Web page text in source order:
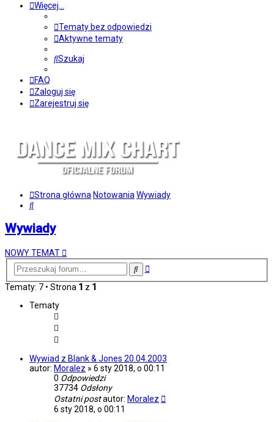
Więcej…
Tematy bez odpowiedzi
Aktywne tematy
Szukaj
FAQ
Zaloguj się
Zarejestruj się
Strona główna Notowania Wywiady
Szukaj
Wywiady
NOWY TEMAT
SzukajWyszukiwanie
Tematy: 7 • Strona 1 z 1
Tematy
Wywiad z Blank & Jones 20.04.2003
autor: Moralez » 6 sty 2018, o 00:11
0 Odpowiedzi
37734 Odsłony
Ostatni postautor: Moralez
6 sty 2018, o 00:11